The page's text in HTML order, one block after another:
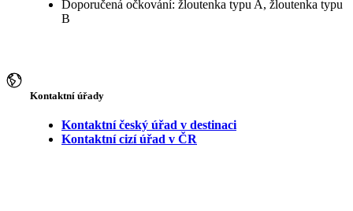
Doporučená očkování: žloutenka typu A, žloutenka typu
B
Kontaktní úřady
Kontaktní český úřad v destinaci
Kontaktní cizí úřad v ČR